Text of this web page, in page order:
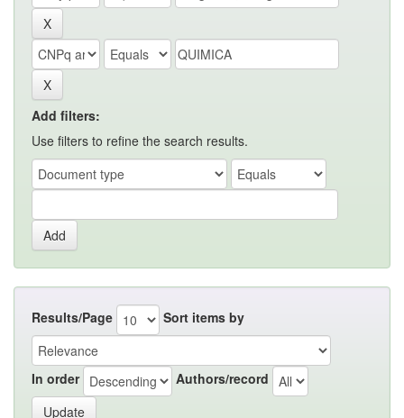
Add filters:
Use filters to refine the search results.
Results/Page Sort items by
In order Authors/record